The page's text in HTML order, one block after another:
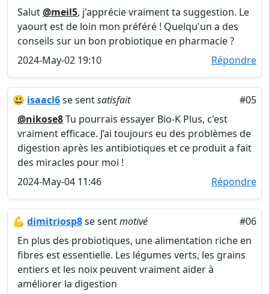
Salut@meil5, j'apprécie vraiment ta suggestion. Le
yaourt est de loin mon préféré ! Quelqu'un a des
conseils sur un bon probiotique en pharmacie ?
2024-May-02 19:10
Répondre
😃 isaacl6se sentsatisfait
#05
@nikose8Tu pourrais essayer Bio-K Plus, c'est
vraiment efficace. J’ai toujours eu des problèmes de
digestion après les antibiotiques et ce produit a fait
des miracles pour moi !
2024-May-04 11:46
Répondre
💪 dimitriosp8se sentmotivé
#06
En plus des probiotiques, une alimentation riche en
fibres est essentielle. Les légumes verts, les grains
entiers et les noix peuvent vraiment aider à
améliorer la digestion